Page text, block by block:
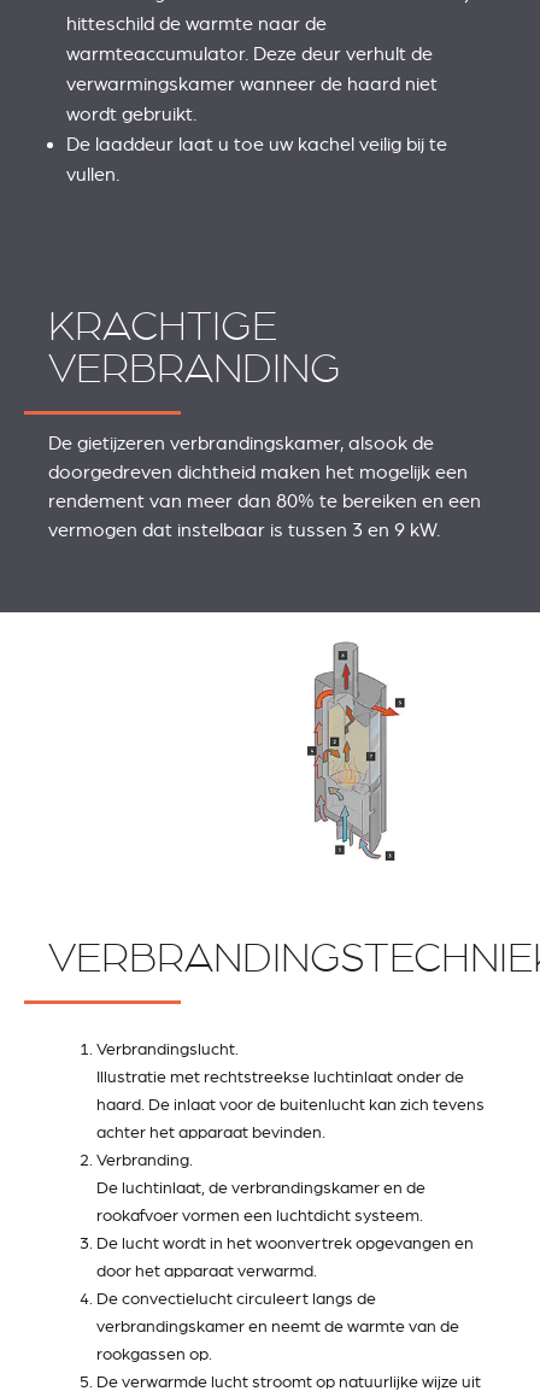
hitteschild de warmte naar de
warmteaccumulator. Deze deur verhult de
verwarmingskamer wanneer de haard niet
wordt gebruikt.
De laaddeur laat u toe uw kachel veilig bij te
vullen.
KRACHTIGE
VERBRANDING
De gietijzeren verbrandingskamer, alsook de
doorgedreven dichtheid maken het mogelijk een
rendement van meer dan 80% te bereiken en een
vermogen dat instelbaar is tussen 3 en 9 kW.
Verbrandingslucht.
Illustratie met rechtstreekse luchtinlaat onder de
haard. De inlaat voor de buitenlucht kan zich tevens
achter het apparaat bevinden.
Verbranding.
De luchtinlaat, de verbrandingskamer en de
rookafvoer vormen een luchtdicht systeem.
De lucht wordt in het woonvertrek opgevangen en
door het apparaat verwarmd.
De convectielucht circuleert langs de
verbrandingskamer en neemt de warmte van de
rookgassen op.
De verwarmde lucht stroomt op natuurlijke wijze uit